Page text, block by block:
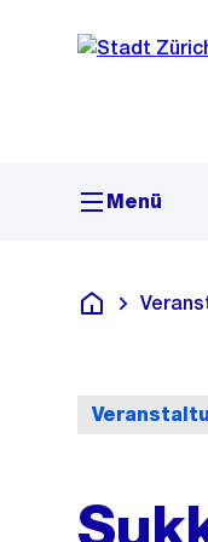
Navigation
Sprunglink
Menü
Deutsch